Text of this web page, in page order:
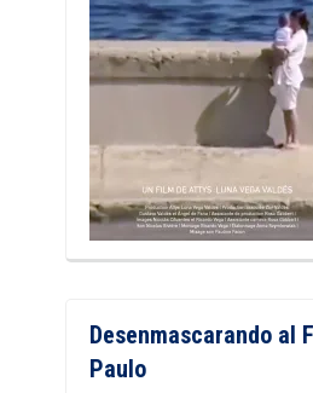
Desenmascarando al
Paulo